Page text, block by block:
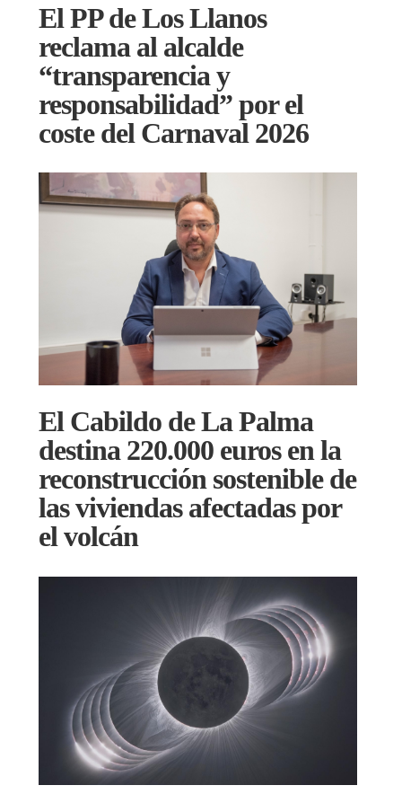
El PP de Los Llanos
reclama al alcalde
“transparencia y
responsabilidad” por el
coste del Carnaval 2026
El Cabildo de La Palma
destina 220.000 euros en la
reconstrucción sostenible de
las viviendas afectadas por
el volcán